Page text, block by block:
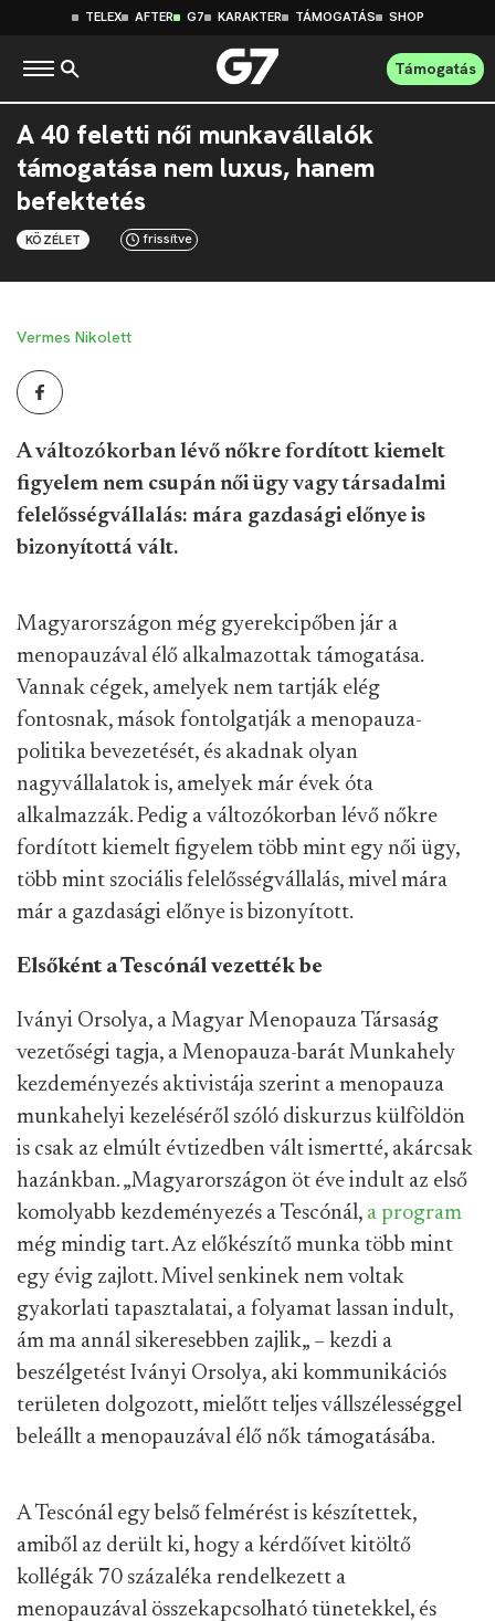
TELEX AFTER G7 KARAKTER TÁMOGATÁS SHOP
Támogatás
A 40 feletti női munkavállalók
támogatása nem luxus, hanem
befektetés
KÖZÉLET frissítve
Vermes Nikolett
A változókorban lévő nőkre fordított kiemelt
figyelem nem csupán női ügy vagy társadalmi
felelősségvállalás: mára gazdasági előnye is
bizonyítottá vált.
Magyarországon még gyerekcipőben jár a
menopauzával élő alkalmazottak támogatása.
Vannak cégek, amelyek nem tartják elég
fontosnak, mások fontolgatják a menopauza-
politika bevezetését, és akadnak olyan
nagyvállalatok is, amelyek már évek óta
alkalmazzák. Pedig a változókorban lévő nőkre
fordított kiemelt figyelem több mint egy női ügy,
több mint szociális felelősségvállalás, mivel mára
már a gazdasági előnye is bizonyított.
Elsőként a Tescónál vezették be
Iványi Orsolya, a Magyar Menopauza Társaság
vezetőségi tagja, a Menopauza-barát Munkahely
kezdeményezés aktivistája szerint a menopauza
munkahelyi kezeléséről szóló diskurzus külföldön
is csak az elmúlt évtizedben vált ismertté, akárcsak
hazánkban. „Magyarországon öt éve indult az első
komolyabb kezdeményezés a Tescónál, a program
még mindig tart. Az előkészítő munka több mint
egy évig zajlott. Mivel senkinek nem voltak
gyakorlati tapasztalatai, a folyamat lassan indult,
ám ma annál sikeresebben zajlik„ – kezdi a
beszélgetést Iványi Orsolya, aki kommunikációs
területen dolgozott, mielőtt teljes vállszélességgel
beleállt a menopauzával élő nők támogatásába.
A Tescónál egy belső felmérést is készítettek,
amiből az derült ki, hogy a kérdőívet kitöltő
kollégák 70 százaléka rendelkezett a
menopauzával összekapcsolható tünetekkel, és